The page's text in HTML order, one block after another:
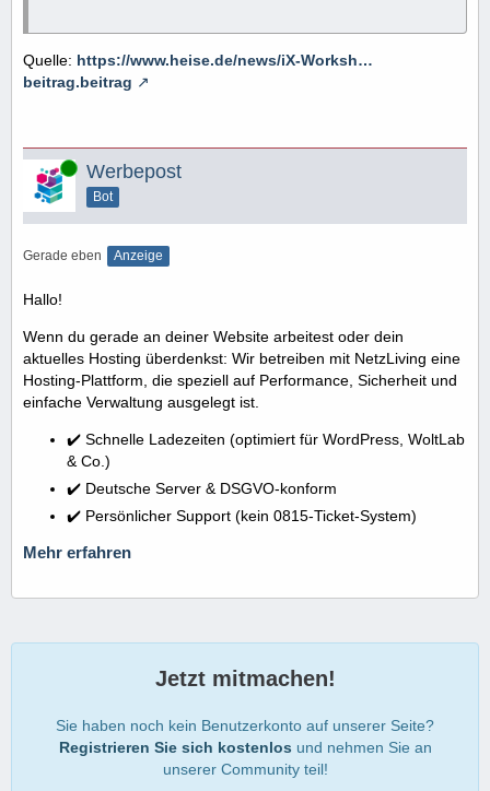
Quelle: https://www.heise.de/news/iX-Worksh…
beitrag.beitrag
Online Werbepost
Bot
Gerade eben Anzeige
Hallo!
Wenn du gerade an deiner Website arbeitest oder dein
aktuelles Hosting überdenkst: Wir betreiben mit NetzLiving eine
Hosting-Plattform, die speziell auf Performance, Sicherheit und
einfache Verwaltung ausgelegt ist.
✔️ Schnelle Ladezeiten (optimiert für WordPress, WoltLab
& Co.)
✔️ Deutsche Server & DSGVO-konform
✔️ Persönlicher Support (kein 0815-Ticket-System)
Mehr erfahren
Jetzt mitmachen!
Sie haben noch kein Benutzerkonto auf unserer Seite?
Registrieren Sie sich kostenlos und nehmen Sie an
unserer Community teil!